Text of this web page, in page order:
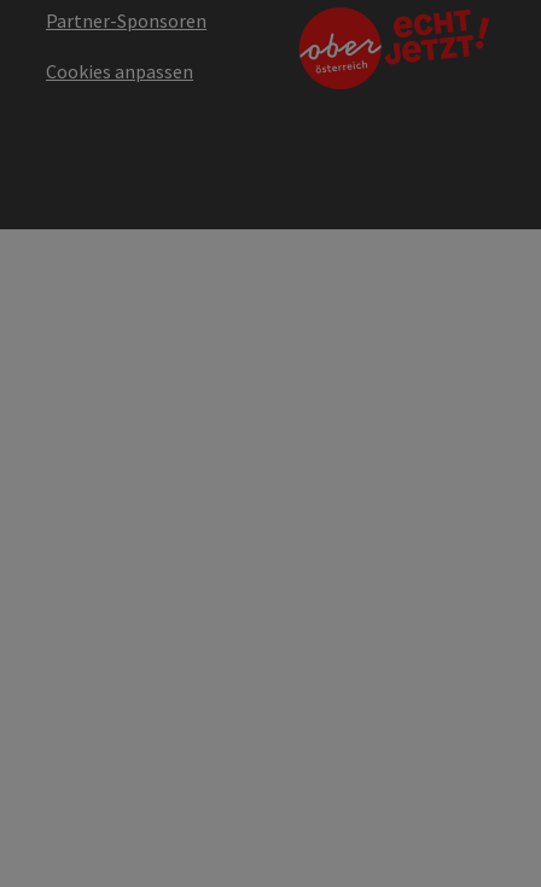
Partner-Sponsoren
Cookies anpassen